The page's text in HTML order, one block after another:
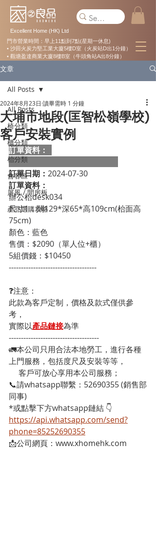
Excellent Home (HK) Ltd
門市營業時間：早上11點到7點(星期一休息)
• 沙田火炭力堅工業大廈5樓D室（火炭站D出1分鐘）
• 觀塘盈達商業大廈8樓B室（牛頭角站A出8分鐘）
文章
All Posts
椅分類
櫃分類
枱分類
會客區
屏風 / 間房板
產品選購攻略
All Posts
大埔市地段(匡智松嶺學校)
客戶安裝實例
2024年8月23日 讀畢需時 1 分鐘
訂單資料：
訂單日期： 2024-07-30
訂單資料：
辦公枱desk034
尺寸1：闊129*深65*高109cm(枱面高
75cm)
顏色：藍色
售價：$2090（單人位+櫃）
5組價錢：$10450
------------------------------------
❓注意：
此款為客戶定制，價格及款式僅供參
考，
實際以產品鏈接為準
-------------------------------------
🚛本公司只用合法本地勞工，進行各種
上門服務，包括度尺及安裝等等，
     客戶可放心享用本公司服務；
📞請whatsapp聯繫：52690355 (銷售部
同事)
*或點擊下方whatsapp鏈結 👇
https://api.whatsapp.com/send?
phone=85252690355
📩公司網頁：www.xhomehk.com